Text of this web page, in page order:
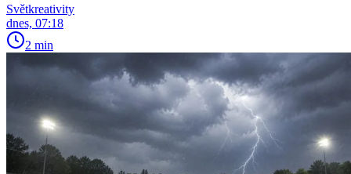
Světkreativity
dnes, 07:18
2 min